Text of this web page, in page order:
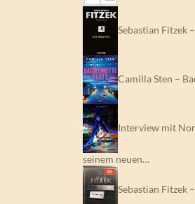
Sebastian Fitzek
Camilla Sten –
Interview mit
seinem neuen…
Sebastian Fitzek